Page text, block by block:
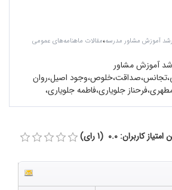
آموزش مشاور مدرسه،مقالات ماهنامه‌های عمومی
آموزش مشاور
اصیل،روان
جلویاری،فاطمه جلویاری،
کاربران: 0.0 (1 رای)